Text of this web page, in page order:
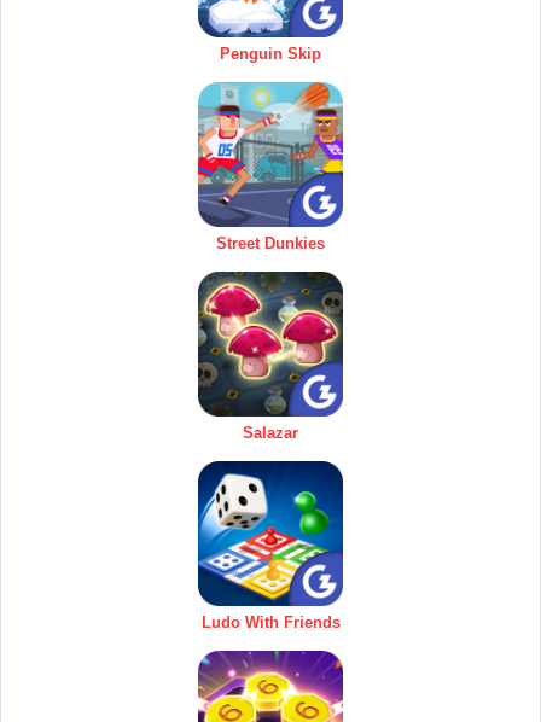
Penguin Skip
Street Dunkies
Salazar
Ludo With Friends